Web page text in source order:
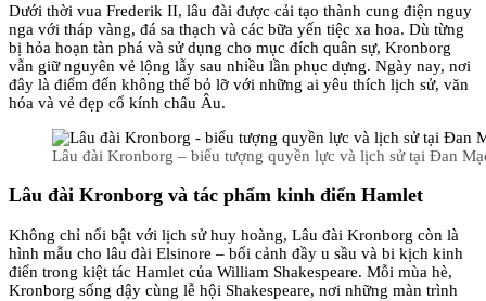
Dưới thời vua Frederik II, lâu đài được cải tạo thành cung điện nguy
nga với tháp vàng, đá sa thạch và các bữa yến tiệc xa hoa. Dù từng
bị hỏa hoạn tàn phá và sử dụng cho mục đích quân sự, Kronborg
vẫn giữ nguyên vẻ lộng lẫy sau nhiều lần phục dựng. Ngày nay, nơi
đây là điểm đến không thể bỏ lỡ với những ai yêu thích lịch sử, văn
hóa và vẻ đẹp cổ kính châu Âu.
Lâu đài Kronborg – biểu tượng quyền lực và lịch sử tại Đan
Lâu đài Kronborg và tác phẩm kinh điển Hamlet
Không chỉ nổi bật với lịch sử huy hoàng, Lâu đài Kronborg còn là
hình mẫu cho lâu đài Elsinore – bối cảnh đầy u sầu và bi kịch kinh
điển trong kiệt tác Hamlet của William Shakespeare. Mỗi mùa hè,
Kronborg sống dậy cùng lễ hội Shakespeare, nơi những màn trình